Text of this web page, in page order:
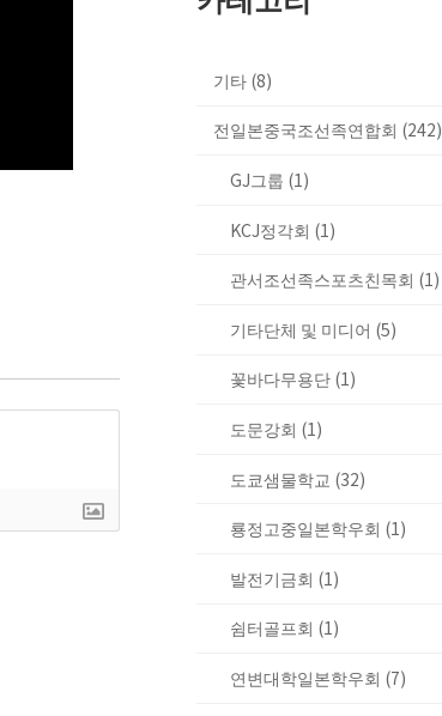
기타 (8)
전일본중국조선족연합회 (242)
GJ그룹 (1)
KCJ정각회 (1)
관서조선족스포츠친목회 (1)
기타단체 및 미디어 (5)
꽃바다무용단 (1)
도문강회 (1)
도쿄샘물학교 (32)
룡정고중일본학우회 (1)
발전기금회 (1)
쉼터골프회 (1)
연변대학일본학우회 (7)